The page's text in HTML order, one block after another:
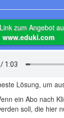
zum Angebot
www.eduki.com
Lösung, um
ein Abo nach
soll, die hier